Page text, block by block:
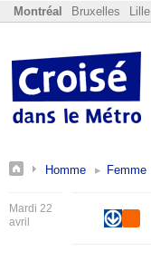
Montréal Bruxelles Lille
Homme Femme
Mardi 22
avril